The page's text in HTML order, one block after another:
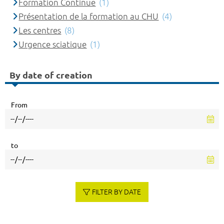
Formation Continue (1)
Présentation de la formation au CHU (4)
Les centres (8)
Urgence sciatique (1)
By date of creation
From
to
FILTER BY DATE